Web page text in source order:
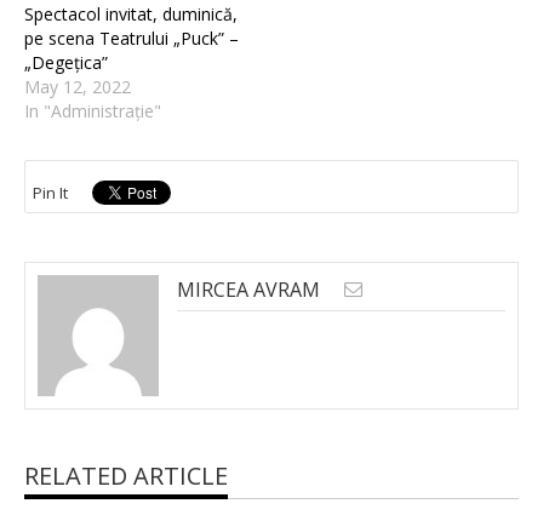
Spectacol invitat, duminică,
pe scena Teatrului „Puck” –
„Degețica”
May 12, 2022
In "Administrație"
Pin It
MIRCEA AVRAM
RELATED ARTICLE